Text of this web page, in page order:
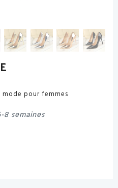
mode pour femmes
semaines